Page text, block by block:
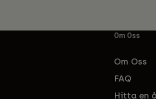
Om Oss
Om Oss
FAQ
Hitta en